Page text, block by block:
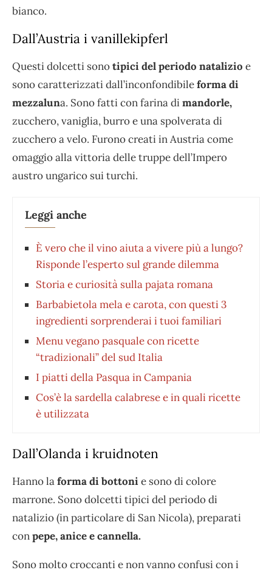
bianco.
Dall’Austria i vanillekipferl
Questi dolcetti sonotipici del periodo natalizio e
sono caratterizzati dall’inconfondibileforma di
mezzaluna. Sono fatti con farina dimandorle,
zucchero, vaniglia, burro e una spolverata di
zucchero a velo. Furono creati in Austria come
omaggio alla vittoria delle truppe dell’Impero
austro ungarico sui turchi.
Leggi anche
È vero che il vino aiuta a vivere più a lungo?
Risponde l’esperto sul grande dilemma
Storia e curiosità sulla pajata romana
Barbabietola mela e carota, con questi 3
ingredienti sorprenderai i tuoi familiari
Menu vegano pasquale con ricette
“tradizionali” del sud Italia
I piatti della Pasqua in Campania
Cos’è la sardella calabrese e in quali ricette
è utilizzata
Dall’Olanda i kruidnoten
Hanno laforma di bottonie sono di colore
marrone. Sono dolcetti tipici del periodo di
natalizio (in particolare di San Nicola), preparati
conpepe, anice e cannella.
Sono molto croccanti e non vanno confusi con i